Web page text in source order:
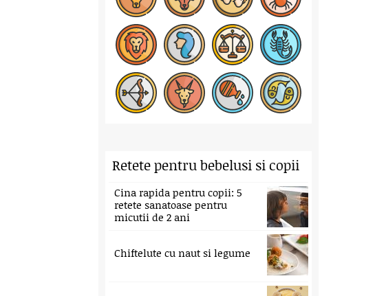
Retete pentru bebelusi si copii
Cina rapida pentru copii: 5
retete sanatoase pentru
micutii de 2 ani
Chiftelute cu naut si legume